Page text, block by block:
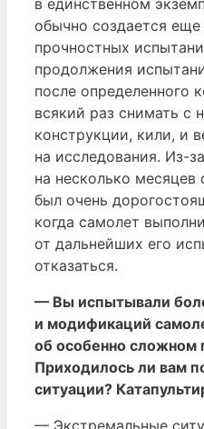
обычно создается
прочностных
продолжения
после определенного
всякий раз снимать с
конструкции, кили, и
на исследования. Из-
на несколько месяцев
был очень
когда самолет
от дальнейших его
отказаться.
— Вы испытывали
и модификаций
об особенно сложном
Приходилось ли вам
ситуации?
— Экстремальные